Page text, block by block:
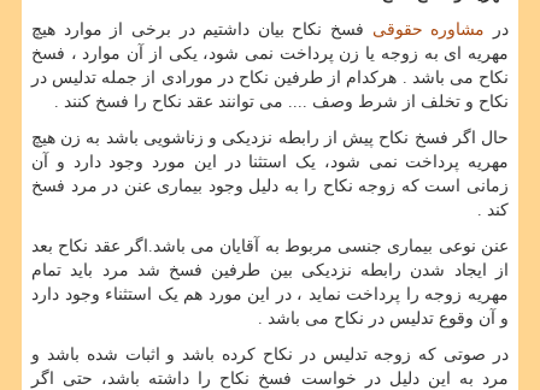
در مشاوره حقوقی فسخ نکاح بیان داشتیم در برخی از موارد هیچ
مهریه ای به زوجه یا زن پرداخت نمی شود، یکی از آن موارد ، فسخ
نکاح می باشد . هرکدام از طرفین نکاح در مورادی از جمله تدلیس در
نکاح و تخلف از شرط وصف .... می توانند عقد نکاح را فسخ کنند .
حال اگر فسخ نکاح پیش از رابطه نزدیکی و زناشویی باشد به زن هیچ
مهریه پرداخت نمی شود، یک استثنا در این مورد وجود دارد و آن
زمانی است که زوجه نکاح را به دلیل وجود بیماری عنن در مرد فسخ
کند .
عنن نوعی بیماری جنسی مربوط به آقایان می باشد.اگر عقد نکاح بعد
از ایجاد شدن رابطه نزدیکی بین طرفین فسخ شد مرد باید تمام
مهریه زوجه را پرداخت نماید ، در این مورد هم یک استثناء وجود دارد
و آن وقوع تدلیس در نکاح می باشد .
در صوتی که زوجه تدلیس در نکاح کرده باشد و اثبات شده باشد و
مرد به این دلیل در خواست فسخ نکاح را داشته باشد، حتی اگر